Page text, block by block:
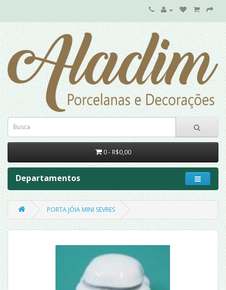
0 - R$0,00
Departamentos
PORTA JÓIA MINI SEVRES